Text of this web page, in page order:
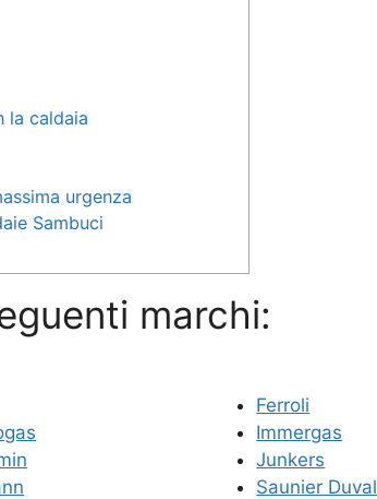
la caldaia
urgenza
Sambuci
marchi:
Ferroli
Immergas
Junkers
Saunier Duval